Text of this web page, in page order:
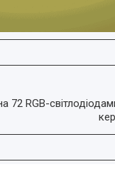
72 RGB-